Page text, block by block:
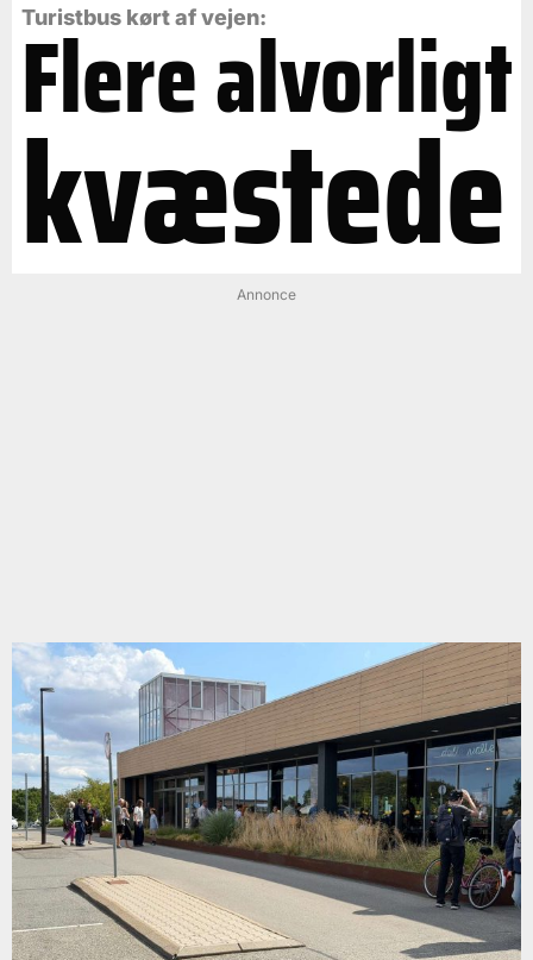
Turistbus kørt af vejen:
Flere alvorligt
kvæstede
Annonce